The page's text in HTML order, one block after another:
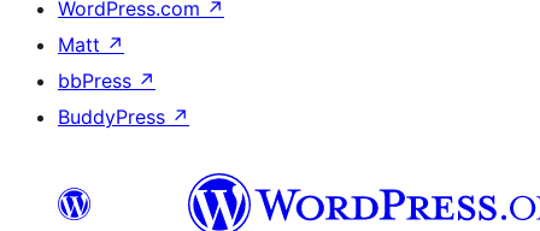
WordPress.com ↗
Matt ↗
bbPress ↗
BuddyPress ↗